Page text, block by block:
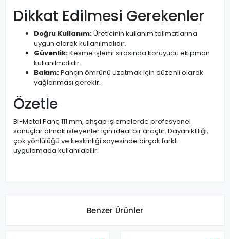
Dikkat Edilmesi Gerekenler
Doğru Kullanım:Üreticinin kullanım talimatlarına
uygun olarak kullanılmalıdır.
Güvenlik:Kesme işlemi sırasında koruyucu ekipman
kullanılmalıdır.
Bakım:Pançın ömrünü uzatmak için düzenli olarak
yağlanması gerekir.
Özetle
Bi-Metal Panç 111 mm, ahşap işlemelerde profesyonel
sonuçlar almak isteyenler için ideal bir araçtır. Dayanıklılığı,
çok yönlülüğü ve keskinliği sayesinde birçok farklı
uygulamada kullanılabilir.
Benzer Ürünler